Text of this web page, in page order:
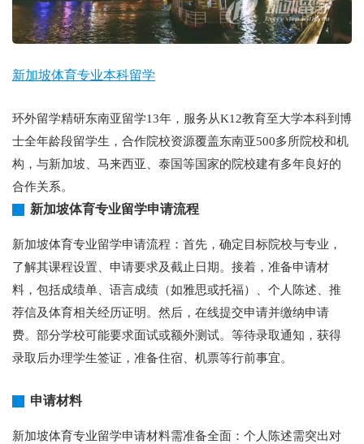
新加坡体育专业本科留学
环外留学精研东南亚留学13年，服务从K12教育至大学本科到博
士全年龄段留学生，合作院校资源覆盖东南亚500多所院校和机
构，与新加坡、马来西亚、泰国等国家的院校建有多年良好的
合作关系。
新加坡体育专业留学申请流程
新加坡体育专业留学申请流程：首先，确定目标院校与专业，
了解其课程设置、申请要求及截止日期。接着，准备申请材
料，包括成绩单、语言成绩（如雅思或托福）、个人陈述、推
荐信及体育相关经历证明。然后，在线提交申请并缴纳申请
费。部分学校可能要求面试或额外测试。等待录取通知，获得
录取后办理学生签证，准备住宿、机票等行前事宜。
申请材料
新加坡体育专业留学申请材料需准备全面：个人陈述需突出对